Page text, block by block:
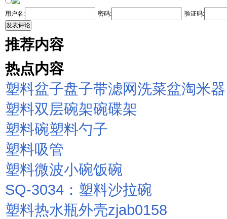
用户名: 密码:
验证码:
发表评论
推荐内容
热点内容
塑料盆子盘子带滤网洗菜盆淘米器
塑料双层碗架碗碟架
塑料碗塑料勺子
塑料吸管
塑料微波小碗饭碗
SQ-3034：塑料沙拉碗
塑料热水瓶外壳zjab0158